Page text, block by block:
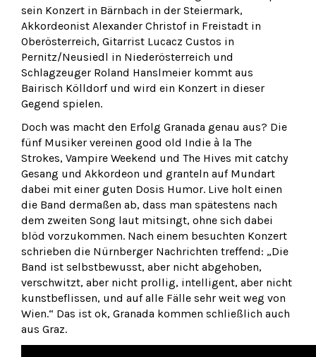
sein Konzert in Bärnbach in der Steiermark,
Akkordeonist Alexander Christof in Freistadt in
Oberösterreich, Gitarrist Lucacz Custos in
Pernitz/Neusiedl in Niederösterreich und
Schlagzeuger Roland Hanslmeier kommt aus
Bairisch Kölldorf und wird ein Konzert in dieser
Gegend spielen.
Doch was macht den Erfolg Granada genau aus? Die
fünf Musiker vereinen good old Indie à la The
Strokes, Vampire Weekend und The Hives mit catchy
Gesang und Akkordeon und granteln auf Mundart
dabei mit einer guten Dosis Humor. Live holt einen
die Band dermaßen ab, dass man spätestens nach
dem zweiten Song laut mitsingt, ohne sich dabei
blöd vorzukommen. Nach einem besuchten Konzert
schrieben die Nürnberger Nachrichten treffend: „Die
Band ist selbstbewusst, aber nicht abgehoben,
verschwitzt, aber nicht prollig, intelligent, aber nicht
kunstbeflissen, und auf alle Fälle sehr weit weg von
Wien.“ Das ist ok, Granada kommen schließlich auch
aus Graz.